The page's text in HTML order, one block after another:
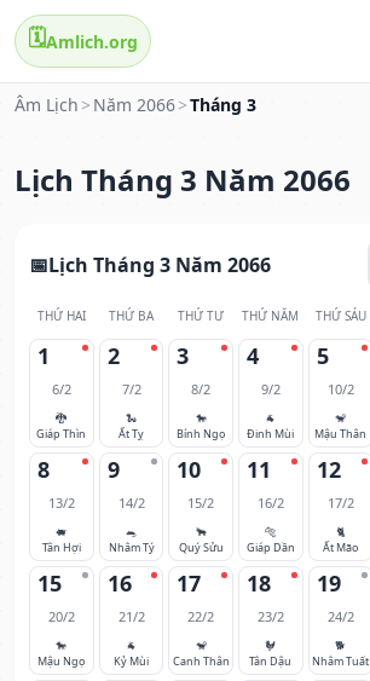
🗓️Amlich.org
Âm Lịch > Năm 2066>Tháng 3
Lịch Tháng 3 Năm 2066
Lịch Tháng 3 Năm 2066
THỨ HAI THỨ BA THỨ TƯ THỨ NĂM THỨ SÁU
1
6/2
🐉
Giáp Thìn
2
7/2
🐍
Ất Tỵ
3
8/2
🐎
Bính Ngọ
4
9/2
🐐
Đinh Mùi
5
10/2
🐒
Mậu Thân
8
13/2
🐖
Tân Hợi
9
14/2
🐀
Nhâm Tý
10
15/2
🐂
Quý Sửu
11
16/2
🐅
Giáp Dần
12
17/2
🐈
Ất Mão
15
20/2
🐎
Mậu Ngọ
16
21/2
🐐
Kỷ Mùi
17
22/2
🐒
Canh Thân
18
23/2
🐓
Tân Dậu
19
24/2
🐕
Nhâm Tuất